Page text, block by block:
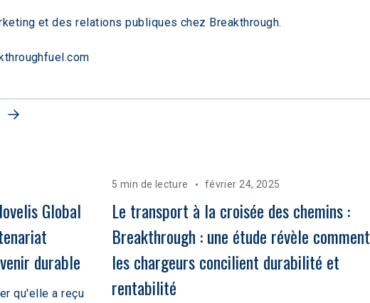
et des relations publiques chez Breakthrough.
Global
durable
qu'elle a reçu
5 min de lecture février 24, 2025
Le transport à la croisée des chemins :
Breakthrough : une étude révèle comment
les chargeurs concilient durabilité et
rentabilité